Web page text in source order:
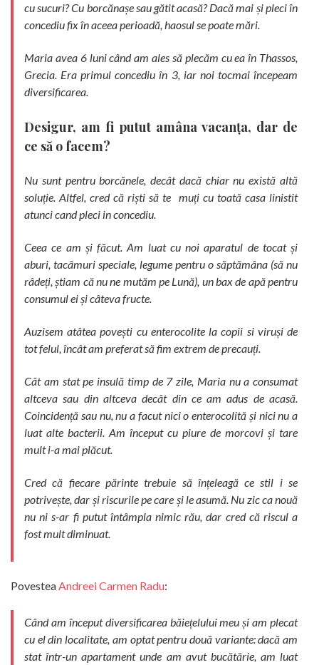
cu sucuri? Cu borcănașe sau gătit acasă? Dacă mai și pleci în
concediu fix în aceea perioadă, haosul se poate mări.
Maria avea 6 luni când am ales să plecăm cu ea în Thassos,
Grecia. Era primul concediu în 3, iar noi tocmai începeam
diversificarea.
Desigur, am fi putut amâna vacanța, dar de
ce să o facem?
Nu sunt pentru borcănele, decât dacă chiar nu există altă
soluție. Altfel, cred că riști să te muți cu toată casa linistit
atunci cand pleci in concediu.
Ceea ce am și făcut. Am luat cu noi aparatul de tocat și
aburi, tacâmuri speciale, legume pentru o săptămâna (să nu
râdeți, știam că nu ne mutăm pe Lună), un bax de apă pentru
consumul ei și câteva fructe.
Auzisem atâtea povești cu enterocolite la copii si viruși de
tot felul, încât am preferat să fim extrem de precauți.
Cât am stat pe insulă timp de 7 zile, Maria nu a consumat
altceva sau din altceva decât din ce am adus de acasă.
Coincidență sau nu, nu a facut nici o enterocolită și nici nu a
luat alte bacterii. Am început cu piure de morcovi și tare
mult i-a mai plăcut.
Cred că fiecare părinte trebuie să înțeleagă ce stil i se
potrivește, dar și riscurile pe care și le asumă. Nu zic ca nouă
nu ni s-ar fi putut întâmpla nimic rău, dar cred că riscul a
fost mult diminuat.
Povestea Andreei Carmen Radu:
Când am început diversificarea băiețelului meu și am plecat
cu el din localitate, am optat pentru două variante: dacă am
stat într-un apartament unde am avut bucătărie, am luat